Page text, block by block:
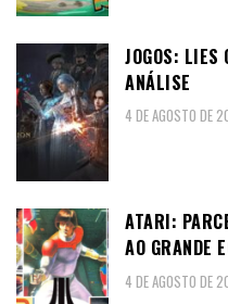
JOGOS: LIES
ANÁLISE
4 DE AGOSTO DE
ATARI:
AO GRANDE
4 DE AGOSTO DE